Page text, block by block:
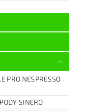
PRO NESPRESSO
SINERO